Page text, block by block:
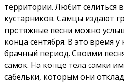
территории. Любит селиться
кустарников. Самцы издают
протяжные песни можно
конца сентября. В это время
брачный период. Своими
самок. На конце тела самки
сабельки, которым они